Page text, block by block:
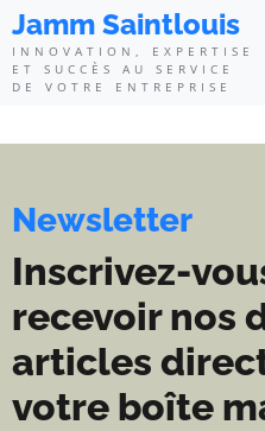
Jamm
Jamm Saintlouis
INNOVATION, EXPERTISE
ET SUCCÈS AU SERVICE
DE VOTRE ENTREPRISE
Newsletter
Inscrivez-
recevoir nos
articles
votre boîte